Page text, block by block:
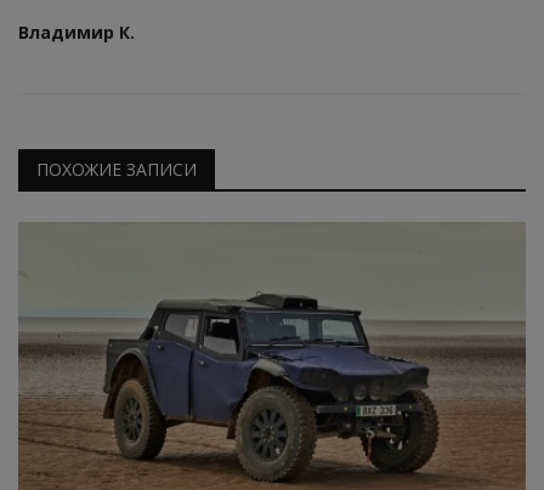
Владимир К.
ПОХОЖИЕ ЗАПИСИ